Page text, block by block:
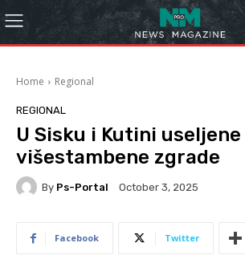
Home Regional
REGIONAL
U Sisku i Kutini
višestambene zgrade
By Ps-Portal October 3, 2025
Facebook Twitter